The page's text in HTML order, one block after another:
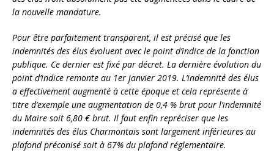
la nouvelle mandature.
Pour être parfaitement transparent, il est précisé que les
indemnités des élus évoluent avec le point d’indice de la fonction
publique. Ce dernier est fixé par décret. La dernière évolution du
point d’indice remonte au 1er janvier 2019. L’indemnité des élus
a effectivement augmenté à cette époque et cela représente à
titre d’exemple une augmentation de 0,4 % brut pour l’indemnité
du Maire soit 6,80 € brut. Il faut enfin repréciser que les
indemnités des élus Charmontais sont largement inférieures au
plafond préconisé soit à 67% du plafond réglementaire.